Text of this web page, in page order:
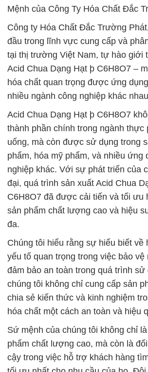
Mệnh của Công Ty Hóa Chất Đắc
Công ty Hóa Chất Đắc Trường
đầu trong lĩnh vực cung cấp và
tại thị trường Việt Nam, tự hào giới
Acid Chua Dạng Hạt þ C6H8O7 –
hóa chất quan trọng được ứng
nhiều ngành công nghiệp khác
Acid Chua Dạng Hạt þ C6H8O7
thành phần chính trong ngành thực
uống, mà còn được sử dụng trong
phẩm, hóa mỹ phẩm, và nhiều ứng
nghiệp khác. Với sự phát triển của
đại, quá trình sản xuất Acid Chua
C6H8O7 đã được cải tiến và tối ưu
sản phẩm chất lượng cao và hiệu
đa.
Chúng tôi hiểu rằng sự hiểu biết về
yếu tố quan trọng trong việc bảo
đảm bảo an toàn trong quá trình sử
chúng tôi không chỉ cung cấp sản
chia sẻ kiến thức và kinh nghiệm
hóa chất một cách an toàn và hiệu
Sứ mệnh của chúng tôi không chỉ
phẩm chất lượng cao, mà còn là
cậy trong việc hỗ trợ khách hàng